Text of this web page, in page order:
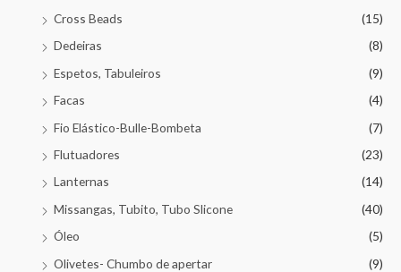
Cross Beads
(15)
Dedeiras
(8)
Espetos, Tabuleiros
(9)
Facas
(4)
Fio Elástico-Bulle-Bombeta
(7)
Flutuadores
(23)
Lanternas
(14)
Missangas, Tubito, Tubo Slicone
(40)
Óleo
(5)
Olivetes- Chumbo de apertar
(9)